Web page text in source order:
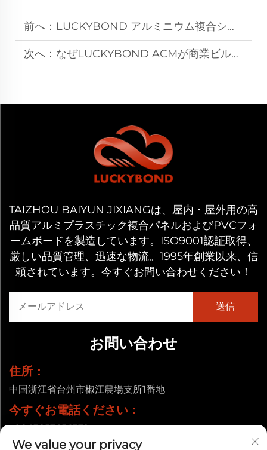
前へ： LUCKYBOND アルミニウム複合シートは、軽量でありながら高強度なのでしょうか？
次へ： なぜLUCKYBOND ACMが商業ビルのファサード材として選ばれるのでしょうか？
TAIZHOU BAIYUN JIXIANGは、屋内・屋外用の高
品質アルミプラスチック複合パネルおよびPVCフォ
ームボードを製造しています。ISO9001認証取得、
厳しい品質管理、迅速な物流。1995年創業以来、信
頼されています。今すぐお問い合わせください！
お問い合わせ
住所：
中国浙江省台州市椒江農場支所1番地
今すぐお電話ください：
+86-13857656372
We value your privacy